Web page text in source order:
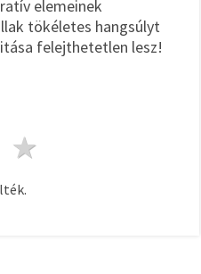
elemeinek
tökéletes hangsúlyt
felejthetetlen lesz!
4 csillagok